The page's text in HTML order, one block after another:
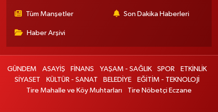
Tüm Manşetler Son Dakika Haberleri
Haber Arşivi
GÜNDEM ASAYİŞ FİNANS YAŞAM - SAĞLIK SPOR
ETKİNLİK
SİYASET
KÜLTÜR - SANAT BELEDİYE
EĞİTİM - TEKNOLOJİ
Tire Mahalle ve Köy Muhtarları
Tire Nöbetçi Eczane